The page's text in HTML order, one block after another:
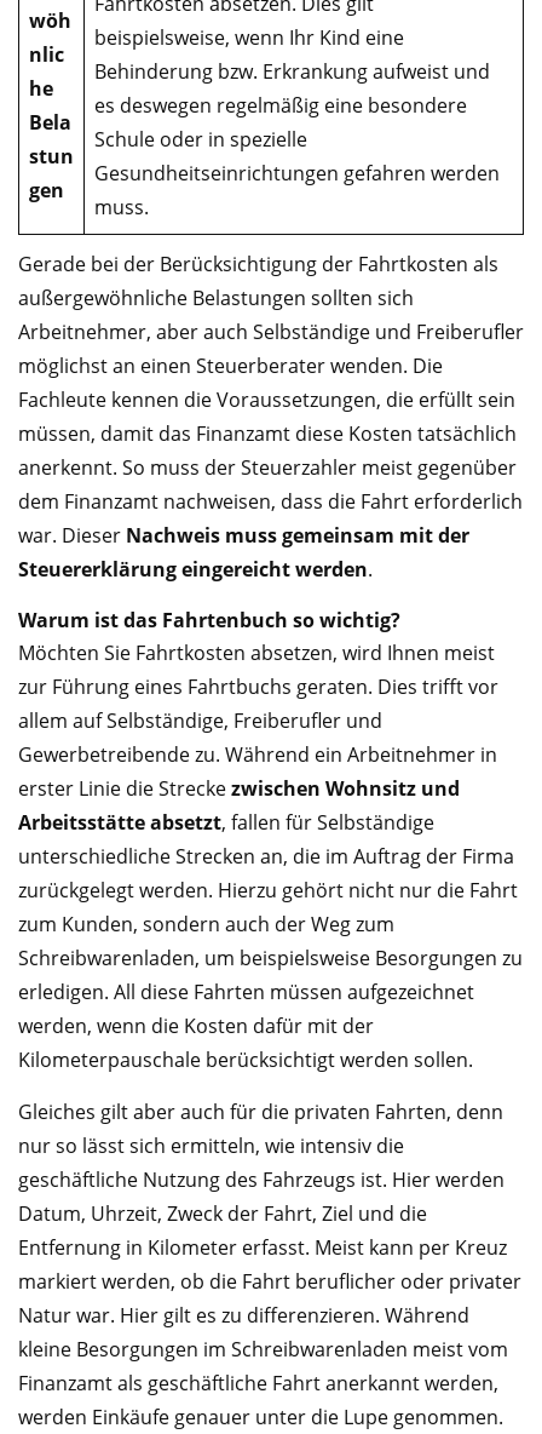
wöh
nlic
he
Bela
stun
gen
beispielsweise, wenn Ihr Kind eine
Behinderung bzw. Erkrankung aufweist und
es deswegen regelmäßig eine besondere
Schule oder in spezielle
Gesundheitseinrichtungen gefahren werden
muss.
Gerade bei der Berücksichtigung der Fahrtkosten als
außergewöhnliche Belastungen sollten sich
Arbeitnehmer, aber auch Selbständige und Freiberufler
möglichst an einen Steuerberater wenden. Die
Fachleute kennen die Voraussetzungen, die erfüllt sein
müssen, damit das Finanzamt diese Kosten tatsächlich
anerkennt. So muss der Steuerzahler meist gegenüber
dem Finanzamt nachweisen, dass die Fahrt erforderlich
war. Dieser Nachweis muss gemeinsam mit der
Steuererklärung eingereicht werden.
Warum ist das Fahrtenbuch so wichtig?
Möchten Sie Fahrtkosten absetzen, wird Ihnen meist
zur Führung eines Fahrtbuchs geraten. Dies trifft vor
allem auf Selbständige, Freiberufler und
Gewerbetreibende zu. Während ein Arbeitnehmer in
erster Linie die Streckezwischen Wohnsitz und
Arbeitsstätte absetzt, fallen für Selbständige
unterschiedliche Strecken an, die im Auftrag der Firma
zurückgelegt werden. Hierzu gehört nicht nur die Fahrt
zum Kunden, sondern auch der Weg zum
Schreibwarenladen, um beispielsweise Besorgungen zu
erledigen. All diese Fahrten müssen aufgezeichnet
werden, wenn die Kosten dafür mit der
Kilometerpauschale berücksichtigt werden sollen.
Gleiches gilt aber auch für die privaten Fahrten, denn
nur so lässt sich ermitteln, wie intensiv die
geschäftliche Nutzung des Fahrzeugs ist. Hier werden
Datum, Uhrzeit, Zweck der Fahrt, Ziel und die
Entfernung in Kilometer erfasst. Meist kann per Kreuz
markiert werden, ob die Fahrt beruflicher oder privater
Natur war. Hier gilt es zu differenzieren. Während
kleine Besorgungen im Schreibwarenladen meist vom
Finanzamt als geschäftliche Fahrt anerkannt werden,
werden Einkäufe genauer unter die Lupe genommen.